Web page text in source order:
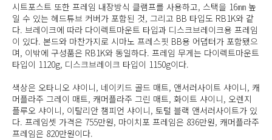
시트포스트 또한 프레임 내장방식 클램프를 사용하고, 스택을 16㎜ 높
일 수 있는 헤드튜브 커버가 포함된 것, 그리고 BB 타입도 RB1K와 같
다. 브레이크에 따라 다이렉트마운트 타입과 디스크브레이크용 프레임
이 있다. 본드와 마찬가지로 시마노 프레스핏 BB용 어댑터가 포함됐으
며, 이밖에 구성품은 RB1K와 동일하다. 프레임 무게는 다이렉트마운트
타입이 1120g, 디스크브레이크 타입이 1150g이다.
색상은 오타니오 샤이니, 네이키드 골드 매트, 앤서러사이트 샤이니, 캐
머플라주 그레이 매트, 캐머플라주 그린 매트, 화이트 샤이니, 오렌지
플루오 샤이니, 이탈리안 챔피언 샤이니, 토털 블랙 앤서러사이트가 있
다. 프레임셋 가격은 755만원, 마이치포 프레임은 836만원, 캐머플라주
프레임은 820만원이다.